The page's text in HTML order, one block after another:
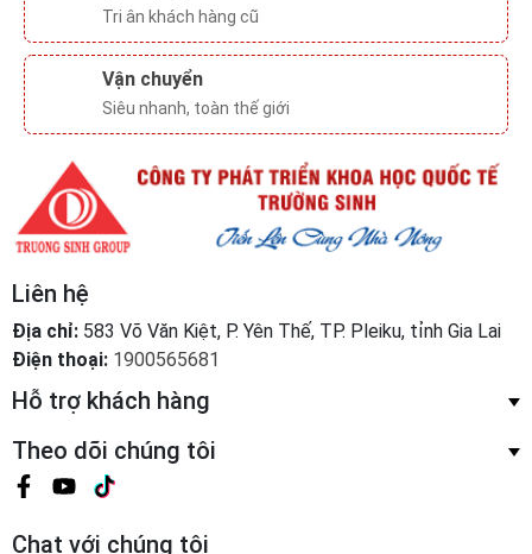
Tri ân khách hàng cũ
Vận chuyển
Siêu nhanh, toàn thế giới
Liên hệ
Địa chỉ: 583 Võ Văn Kiệt, P. Yên Thế, TP. Pleiku, tỉnh Gia Lai
Điện thoại: 1900565681
Hỗ trợ khách hàng
Theo dõi chúng tôi
Chat với chúng tôi